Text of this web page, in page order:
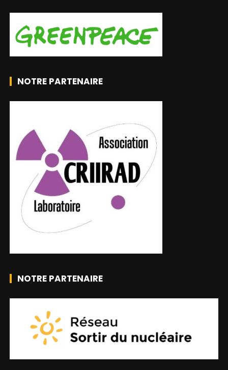
NOTRE PARTENAIRE
NOTRE PARTENAIRE